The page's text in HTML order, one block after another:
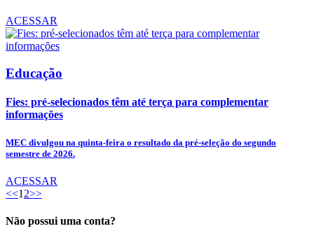
ACESSAR
Educação
Fies: pré-selecionados têm até terça para complementar
informações
MEC divulgou na quinta-feira o resultado da pré-seleção do segundo
semestre de 2026.
ACESSAR
<<1 2>>
Não possui uma conta?